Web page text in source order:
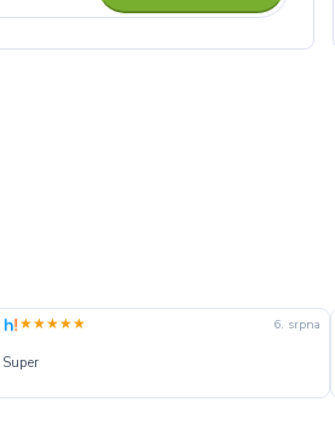
★★★★★ 6. srpna
Super